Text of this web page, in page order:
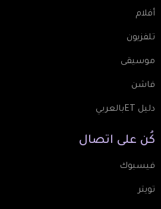
أفلام
تلفزيون
موسيقى
فاشن
دليل ETبالعربي
كُن على اتصال
فيسبوك
تويتر